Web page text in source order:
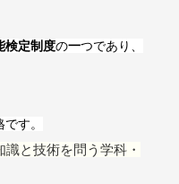
検定制度の一つであり、
す。
と技術を問う学科・